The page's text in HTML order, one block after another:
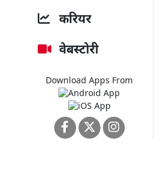
करियर
वेबस्टोरी
Download Apps From